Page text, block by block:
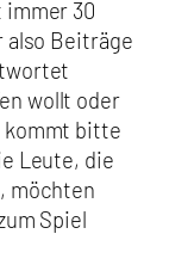
immer 30
also Beiträge
wollt oder
kommt bitte
Leute, die
möchten
Spiel